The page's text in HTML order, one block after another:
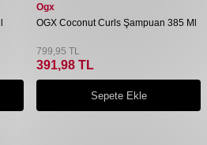
Ogx
OGX Coconut Curls Şampuan 385 Ml
799,95 TL
391,98 TL
Sepete Ekle